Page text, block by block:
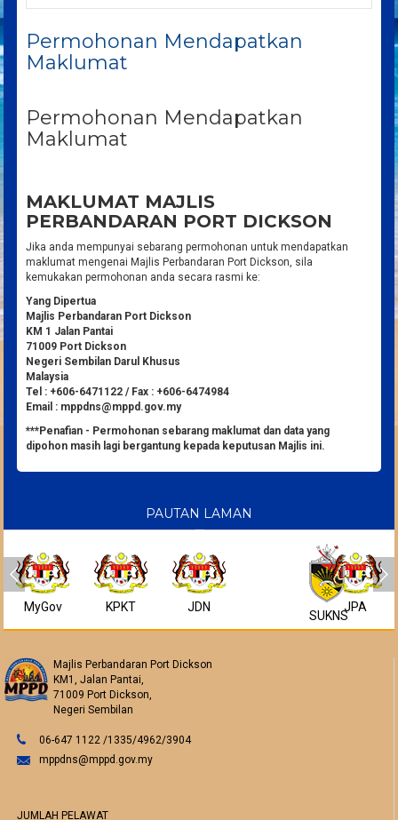
Permohonan Mendapatkan
Maklumat
Permohonan Mendapatkan
Maklumat
MAKLUMAT MAJLIS
PERBANDARAN PORT DICKSON
Jika anda mempunyai sebarang permohonan untuk mendapatkan
maklumat mengenai Majlis Perbandaran Port Dickson, sila
kemukakan permohonan anda secara rasmi ke:
Yang Dipertua
Majlis Perbandaran Port Dickson
KM 1 Jalan Pantai
71009 Port Dickson
Negeri Sembilan Darul Khusus
Malaysia
Tel : +606-6471122 / Fax : +606-6474984
Email : mppdns@mppd.gov.my
***Penafian - Permohonan sebarang maklumat dan data yang
dipohon masih lagi bergantung kepada keputusan Majlis ini.
PAUTAN LAMAN
MyGov KPKT JDN
SUKNS
JPA
Majlis Perbandaran Port Dickson
KM1, Jalan Pantai,
71009 Port Dickson,
Negeri Sembilan
06-647 1122 /1335/4962/3904
mppdns@mppd.gov.my
JUMLAH PELAWAT